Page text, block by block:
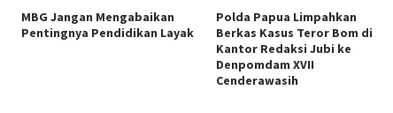
MBG Jangan Mengabaikan
Pentingnya Pendidikan Layak
Polda Papua Limpahkan
Berkas Kasus Teror Bom di
Kantor Redaksi Jubi ke
Denpomdam XVII
Cenderawasih